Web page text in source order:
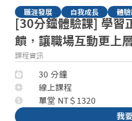
職涯發展 自我成長 體驗
[30分鐘體驗課] 學習
饋，讓職場互動更上
課程資訊
30 分鐘
線上課程
單堂 NT＄1320
我